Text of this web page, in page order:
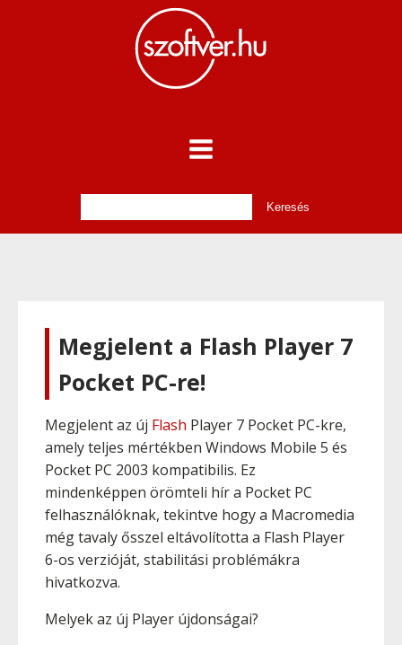
Megjelent a Flash Player 7
Pocket PC-re!
Megjelent az új Flash Player 7 Pocket PC-kre,
amely teljes mértékben Windows Mobile 5 és
Pocket PC 2003 kompatibilis. Ez
mindenképpen örömteli hír a Pocket PC
felhasználóknak, tekintve hogy a Macromedia
még tavaly ősszel eltávolította a Flash Player
6-os verzióját, stabilitási problémákra
hivatkozva.
Melyek az új Player újdonságai?